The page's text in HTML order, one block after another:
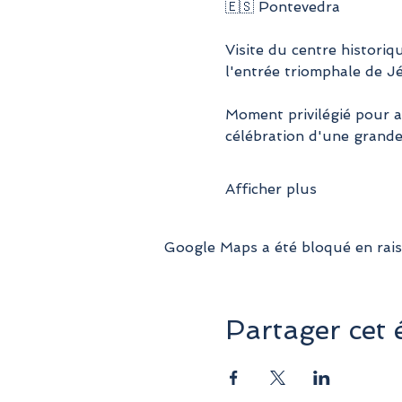
🇪🇸 Pontevedra
Visite du centre
l'entrée triomphale de
Moment privilégié pour
célébration d'une
Afficher plus
Google Maps a été bloqué en
Partager cet